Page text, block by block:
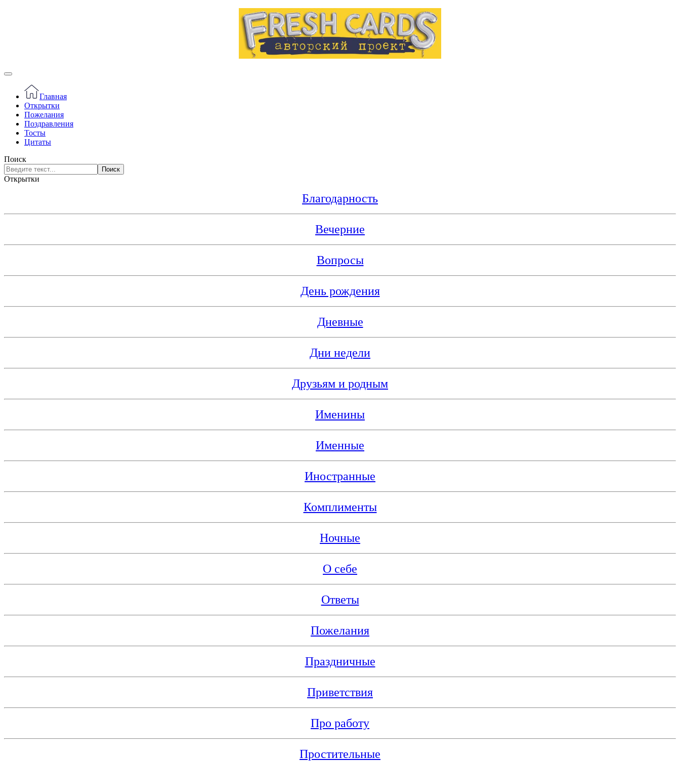
Главная
Открытки
Пожелания
Поздравления
Тосты
Цитаты
Поиск
Поиск
Открытки
Благодарность
Вечерние
Вопросы
День рождения
Дневные
Дни недели
Друзьям и родным
Именины
Именные
Иностранные
Комплименты
Ночные
О себе
Ответы
Пожелания
Праздничные
Приветствия
Про работу
Простительные